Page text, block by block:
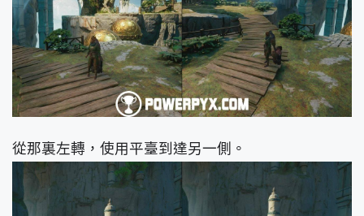
從那裏左轉，使用平臺到達另一側。